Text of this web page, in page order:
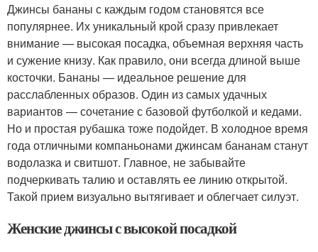
Джинсы бананы с каждым годом становятся все
популярнее. Их уникальный крой сразу привлекает
внимание — высокая посадка, объемная верхняя часть
и сужение книзу. Как правило, они всегда длиной выше
косточки. Бананы — идеальное решение для
расслабленных образов. Один из самых удачных
вариантов — сочетание с базовой футболкой и кедами.
Но и простая рубашка тоже подойдет. В холодное время
года отличными компаньонами джинсам бананам станут
водолазка и свитшот. Главное, не забывайте
подчеркивать талию и оставлять ее линию открытой.
Такой прием визуально вытягивает и облегчает силуэт.
Женские джинсы с высокой посадкой